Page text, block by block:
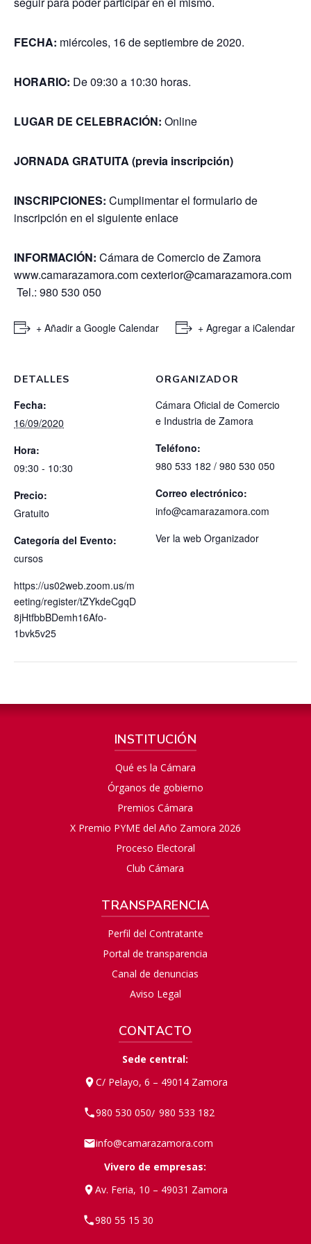
FECHA: miércoles, 16 de septiembre de 2020.
HORARIO: De 09:30 a 10:30 horas.
LUGAR DE CELEBRACIÓN: Online
JORNADA GRATUITA (previa inscripción)
INSCRIPCIONES: Cumplimentar el formulario de
inscripción en el siguienteenlace
INFORMACIÓN: Cámara de Comercio de Zamora
www.camarazamora.comcexterior@camarazamora.com
Tel.: 980 530 050
+ Añadir a Google Calendar + Agregar a iCalendar
DETALLES
Fecha:
16/09/2020
Hora:
09:30 - 10:30
Precio:
Gratuito
Categoría del Evento:
cursos
https://us02web.zoom.us/m
eeting/register/tZYkdeCgqD
8jHtfbbBDemh16Afo-
1bvk5v25
ORGANIZADOR
Cámara Oficial de Comercio
e Industria de Zamora
Teléfono:
980 533 182 / 980 530 050
Correo electrónico:
info@camarazamora.com
Ver la web Organizador
INSTITUCIÓN
Qué es la Cámara
Órganos de gobierno
Premios Cámara
X Premio PYME del Año Zamora 2026
Proceso Electoral
Club Cámara
TRANSPARENCIA
Perfil del Contratante
Portal de transparencia
Canal de denuncias
Aviso Legal
CONTACTO
Sede central:
C/ Pelayo, 6 – 49014 Zamora
980 530 050/ 980 533 182
info@camarazamora.com
Vivero de empresas:
Av. Feria, 10 – 49031 Zamora
980 55 15 30